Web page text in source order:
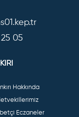
25 05
Hakkında
Eczaneler